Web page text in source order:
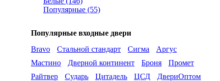
Популярные (55)
Популярные входные двери
Bravo
Стальной стандарт Сигма
Аргус
Мастино
Дверной континент Броня
Промет
Райтвер
Сударь Цитадель ЦСД
ДвериОптом